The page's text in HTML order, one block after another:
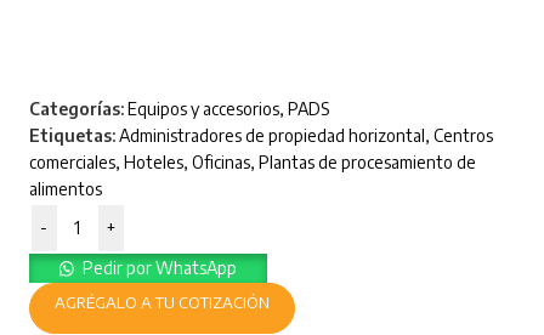
Categorías:Equipos y accesorios, PADS
Etiquetas:Administradores de propiedad horizontal, Centros
comerciales, Hoteles, Oficinas, Plantas de procesamiento de
alimentos
-
+
Pedir por WhatsApp
AGRÉGALO A TU COTIZACIÓN